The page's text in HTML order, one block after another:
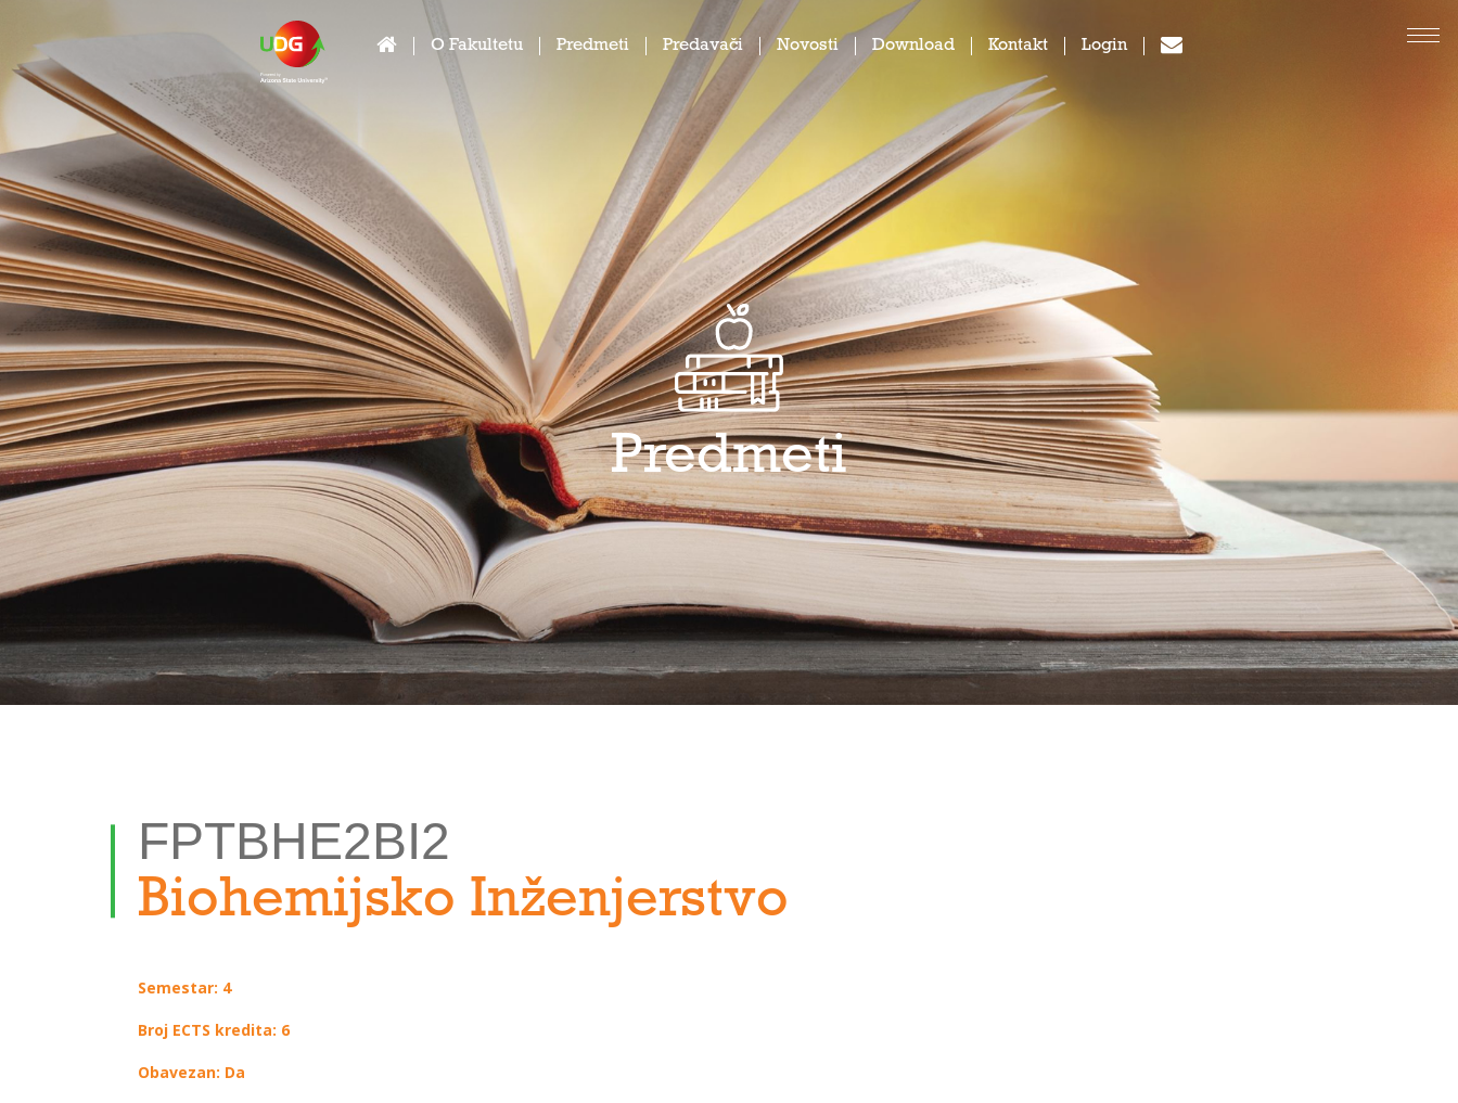
O Fakultetu Predmeti Predavači Novosti Download Kontakt Login
Predmeti
FPTBHE2BI2
Biohemijsko Inženjerstvo
Semestar: 4
Broj ECTS kredita: 6
Obavezan: Da